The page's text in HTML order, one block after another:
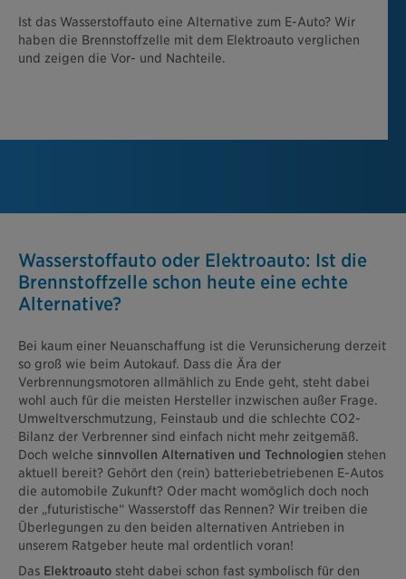
Ist das Wasserstoffauto eine Alternative zum E-Auto? Wir
haben die Brennstoffzelle mit dem Elektroauto verglichen
und zeigen die Vor- und Nachteile.
Wasserstoffauto oder Elektroauto: Ist die
Brennstoffzelle schon heute eine echte
Alternative?
Bei kaum einer Neuanschaffung ist die Verunsicherung derzeit
so groß wie beim Autokauf. Dass die Ära der
Verbrennungsmotoren allmählich zu Ende geht, steht dabei
wohl auch für die meisten Hersteller inzwischen außer Frage.
Umweltverschmutzung, Feinstaub und die schlechte CO2-
Bilanz der Verbrenner sind einfach nicht mehr zeitgemäß.
Doch welche sinnvollen Alternativen und Technologien stehen
aktuell bereit? Gehört den (rein) batteriebetriebenen E-Autos
die automobile Zukunft? Oder macht womöglich doch noch
der „futuristische“ Wasserstoff das Rennen? Wir treiben die
Überlegungen zu den beiden alternativen Antrieben in
unserem Ratgeber heute mal ordentlich voran!
Das Elektroauto steht dabei schon fast symbolisch für den